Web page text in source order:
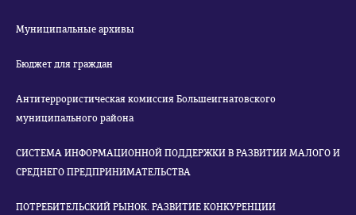
Муниципальные архивы
Бюджет для граждан
Антитеррористическая комиссия Большеигнатовского
муниципального района
СИСТЕМА ИНФОРМАЦИОННОЙ ПОДДЕРЖКИ В РАЗВИТИИ МАЛОГО И
СРЕДНЕГО ПРЕДПРИНИМАТЕЛЬСТВА
ПОТРЕБИТЕЛЬСКИЙ РЫНОК. РАЗВИТИЕ КОНКУРЕНЦИИ